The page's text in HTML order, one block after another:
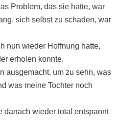
Problem, das sie hatte, war
sich selbst zu schaden, war
nun wieder Hoffnung hatte,
erholen konnte.
ausgemacht, um zu sehn, was
was meine Tochter noch
danach wieder total entspannt